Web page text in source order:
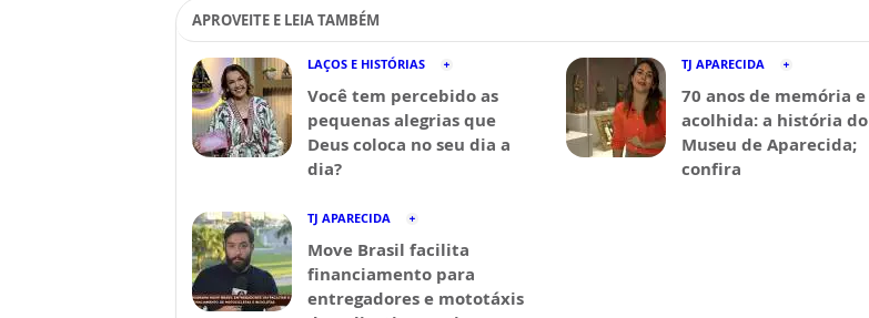
APROVEITE E LEIA TAMBÉM
LAÇOS E HISTÓRIAS
Você tem percebido as
pequenas alegrias que
Deus coloca no seu dia a
dia?
TJ APARECIDA
70 anos de memória e
acolhida: a história do
Museu de Aparecida;
confira
TJ APARECIDA
Move Brasil facilita
financiamento para
entregadores e mototáxis